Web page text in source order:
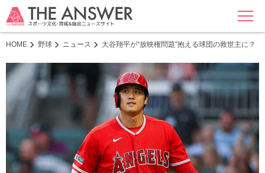
MENU
HOME 野球 ニュース 大谷翔平が“放映権問題”抱える球団の救世主に？